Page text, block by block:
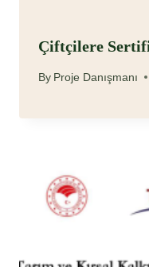
Çiftçilere
By Proje Danışmanı